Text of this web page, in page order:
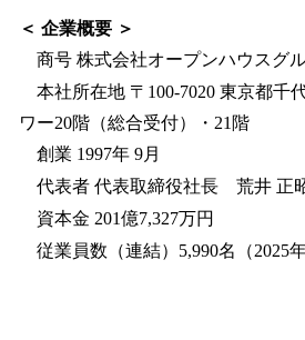
＜ 企業概要 ＞
商号 株式会社オープンハウスグ
本社所在地 〒100-7020 東京都千
ワー20階（総合受付）・21階
創業 1997年 9月
代表者 代表取締役社長 荒井 正
資本金 201億7,327万円
従業員数（連結）5,990名（2025年